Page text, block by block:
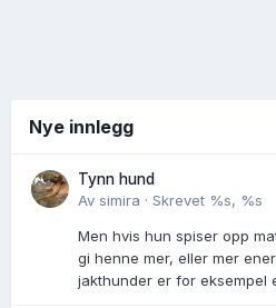
Nye innlegg
Tynn hund
Av simira · Skrevet %s, %s
Men hvis hun spiser opp
gi henne mer, eller mer
jakthunder er for eksempel